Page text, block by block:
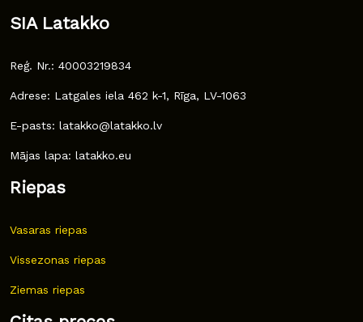
SIA Latakko
Reģ. Nr.: 40003219834
Adrese: Latgales iela 462 k-1, Rīga, LV-1063
E-pasts: latakko@latakko.lv
Mājas lapa: latakko.eu
Riepas
Vasaras riepas
Vissezonas riepas
Ziemas riepas